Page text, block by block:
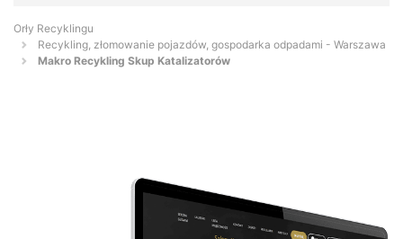
Orły Recyklingu
Recykling, złomowanie pojazdów, gospodarka odpadami - Warszawa
Makro Recykling Skup Katalizatorów